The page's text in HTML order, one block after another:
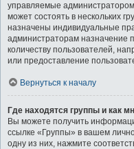
управляемые
может состоять в нескольких
назначены индивидуальные
администраторам назначение
количеству пользователей,
или предоставление
Вернуться к началу
Где находятся группы и как
Вы можете получить
ссылке «Группы» в вашем
одну из них, нажмите